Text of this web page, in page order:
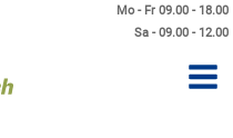
Mo - Fr 09.00 - 18.00
Sa - 09.00 - 12.00